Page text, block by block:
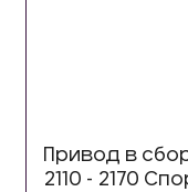
Привод в
2110 - 2170